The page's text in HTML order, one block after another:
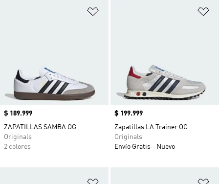
Precio
$ 189.999
ZAPATILLAS SAMBA OG
Originals
2 colores
Precio
$ 199.999
Zapatillas LA Trainer OG
Originals
Envío Gratis
Nuevo